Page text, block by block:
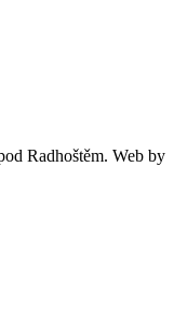
Radhoštěm. Web by